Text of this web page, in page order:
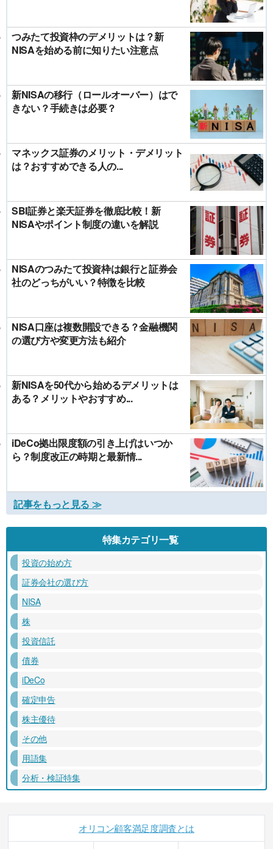
つみたて投資枠のデメリットは？新
NISAを始める前に知りたい注意点
新NISAの移行（ロールオーバー）はで
きない？手続きは必要？
マネックス証券のメリット・デメリット
は？おすすめできる人の...
SBI証券と楽天証券を徹底比較！新
NISAやポイント制度の違いを解説
NISAのつみたて投資枠は銀行と証券会
社のどっちがいい？特徴を比較
NISA口座は複数開設できる？金融機関
の選び方や変更方法も紹介
新NISAを50代から始めるデメリットは
ある？メリットやおすすめ...
iDeCo拠出限度額の引き上げはいつか
ら？制度改正の時期と最新情...
記事をもっと見る ≫
特集カテゴリ一覧
投資の始め方
証券会社の選び方
NISA
株
投資信託
債券
iDeCo
確定申告
株主優待
その他
用語集
分析・検証特集
オリコン顧客満足度調査とは